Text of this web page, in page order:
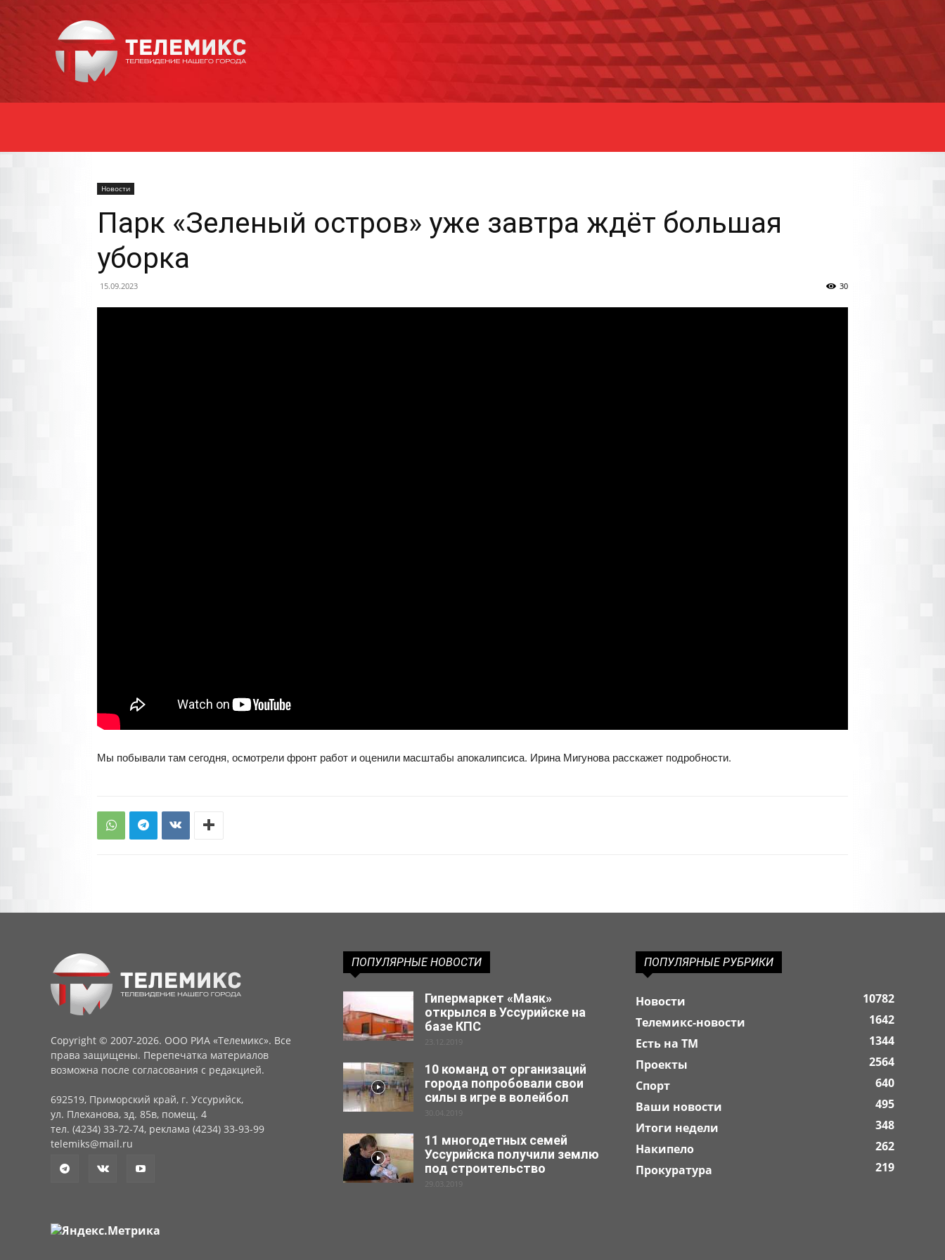
Уссурийска
Новости
Парк «Зеленый остров» уже завтра ждёт большая
уборка
15.09.2023 30
Мы побывали там сегодня, осмотрели фронт работ и оценили масштабы апокалипсиса. Ирина Мигунова расскажет подробности.
Copyright © 2007-2026. ООО РИА «Телемикс». Все
права защищены. Перепечатка материалов
возможна после согласования с редакцией.
692519, Приморский край, г. Уссурийск,
ул. Плеханова, зд. 85в, помещ. 4
тел. (4234) 33-72-74, реклама (4234) 33-93-99
telemiks@mail.ru
ПОПУЛЯРНЫЕ НОВОСТИ
Гипермаркет «Маяк»
открылся в Уссурийске на
базе КПС
23.12.2019
10 команд от организаций
города попробовали свои
силы в игре в волейбол
30.04.2019
11 многодетных семей
Уссурийска получили землю
под строительство
29.03.2019
ПОПУЛЯРНЫЕ РУБРИКИ
Новости
10782
Телемикс-новости
1642
Есть на ТМ
1344
Проекты
2564
Спорт
640
Ваши новости
495
Итоги недели
348
Накипело
262
Прокуратура
219